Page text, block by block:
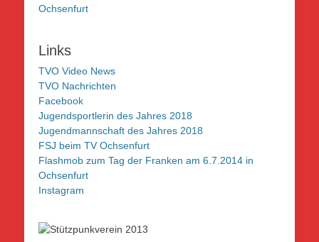
Ochsenfurt
Links
TVO Video News
TVO Nachrichten
Facebook
Jugendsportlerin des Jahres 2018
Jugendmannschaft des Jahres 2018
FSJ beim TV Ochsenfurt
Flashmob zum Tag der Franken am 6.7.2014 in
Ochsenfurt
Instagram